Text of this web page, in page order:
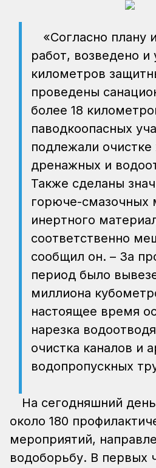
«Согласно плану
работ, возведено и
километров
проведены
более 18
паводкоопасных
подлежали
дренажных и
Также сделаны
горюче-смазочных
инертного
соответственно
сообщил он. – За
период было
миллиона
настоящее время
нарезка
очистка каналов и
водопропускных
На сегодняшний
около 180
мероприятий,
водоборьбу. В первых